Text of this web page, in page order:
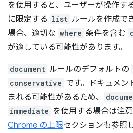
を使用すると、ユーザーが操作す
に限定する list ルールを作成で
場合、適切な where 条件を含む
が適している可能性があります。
document ルールのデフォルトの
conservative です。ドキュメン
まれる可能性があるため、
immediate を使用する場合は注
Chrome の上限セクションも参照